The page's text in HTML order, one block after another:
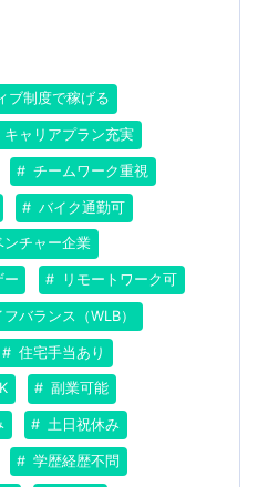
ブ制度で稼げる
キャリアプラン充実
チームワーク重視
バイク通勤可
ンチャー企業
ー リモートワーク可
バランス（WLB）
住宅手当あり
副業可能
土日祝休み
学歴経歴不問